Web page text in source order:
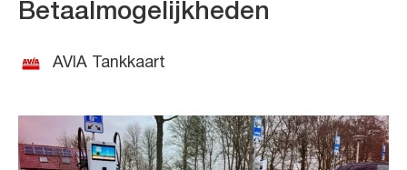
Betaalmogelijkheden
AVIA Tankkaart